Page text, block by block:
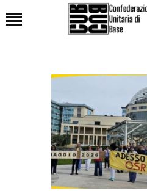
CHI SIAMO
SEDI
NEWS
PODCAST CUB
TG CUB